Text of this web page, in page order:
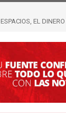
REFLECTORES